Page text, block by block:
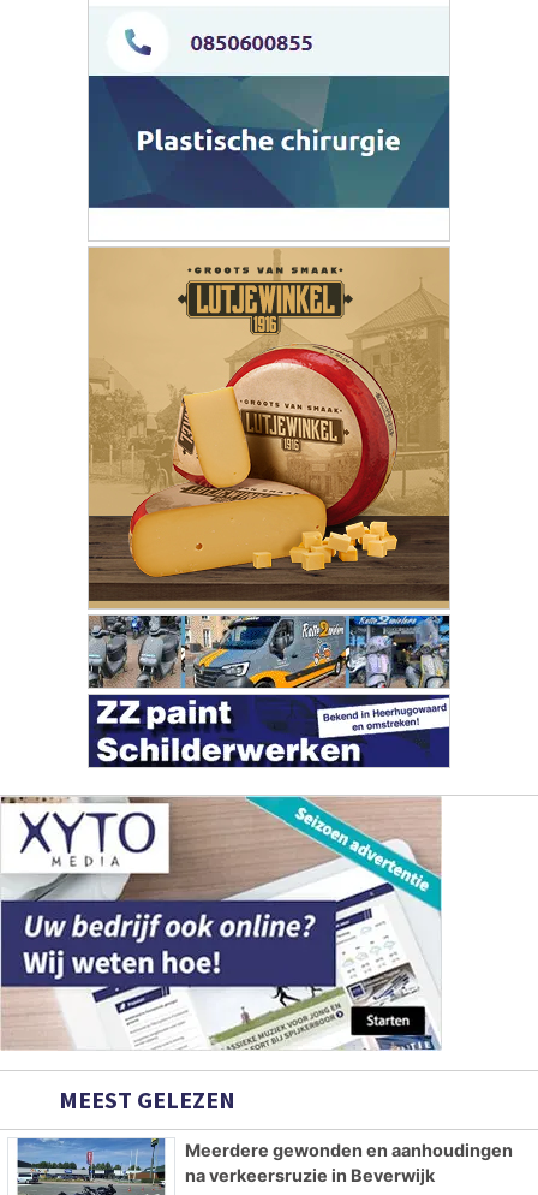
MEEST GELEZEN
Meerdere gewonden en aanhoudingen
na verkeersruzie in Beverwijk